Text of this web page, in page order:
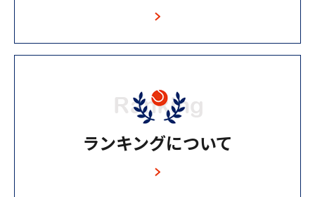
ランキングについて